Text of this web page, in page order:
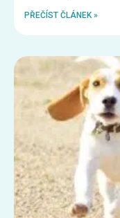
PŘEČÍST ČLÁNEK »